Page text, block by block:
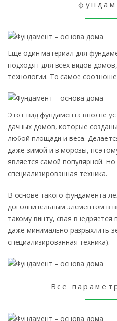
Еще один материал для
подходят для всех видов
технологии. То самое
Этот вид фундамента вполне
дачных домов, которые
любой площади и веса.
даже зимой и в морозы,
является самой популярной. Но
специализированная техника.
В основе такого фундамента
дополнительным элементом в
такому винту, свая внедряется
даже минимально разрыхлить
специализированная техника).
Все